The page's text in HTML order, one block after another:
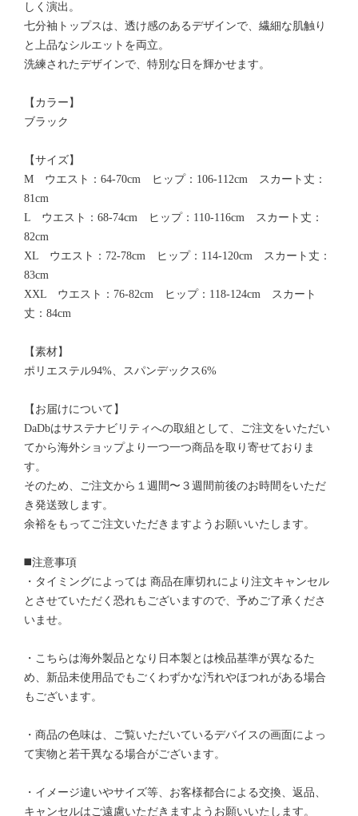
しく演出。
七分袖トップスは、透け感のあるデザインで、繊細な肌触り
と上品なシルエットを両立。
洗練されたデザインで、特別な日を輝かせます。
【カラー】
ブラック
【サイズ】
M ウエスト：64-70cm ヒップ：106-112cm スカート丈：
81cm
L ウエスト：68-74cm ヒップ：110-116cm スカート丈：
82cm
XL ウエスト：72-78cm ヒップ：114-120cm スカート丈：
83cm
XXL ウエスト：76-82cm ヒップ：118-124cm スカート
丈：84cm
【素材】
ポリエステル94%、スパンデックス6%
【お届けについて】
DaDbはサステナビリティへの取組として、ご注文をいただい
てから海外ショップより一つ一つ商品を取り寄せておりま
す。
そのため、ご注文から１週間〜３週間前後のお時間をいただ
き発送致します。
余裕をもってご注文いただきますようお願いいたします。
◼️注意事項
・タイミングによっては 商品在庫切れにより注文キャンセル
とさせていただく恐れもございますので、予めご了承くださ
いませ。
・こちらは海外製品となり日本製とは検品基準が異なるた
め、新品未使用品でもごくわずかな汚れやほつれがある場合
もございます。
・商品の色味は、ご覧いただいているデバイスの画面によっ
て実物と若干異なる場合がございます。
・イメージ違いやサイズ等、お客様都合による交換、返品、
キャンセルはご遠慮いただきますようお願いいたします。